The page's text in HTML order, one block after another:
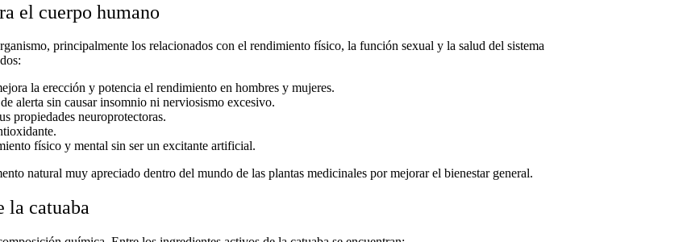
el cuerpo humano
principalmente los relacionados con el rendimiento físico, la función sexual y la salud del sistema
la erección y potencia el rendimiento en hombres y mujeres.
alerta sin causar insomnio ni nerviosismo excesivo.
propiedades neuroprotectoras.
físico y mental sin ser un excitante artificial.
naturalmuy apreciado dentro del mundo de las plantas medicinales por mejorar el bienestar general.
la catuaba